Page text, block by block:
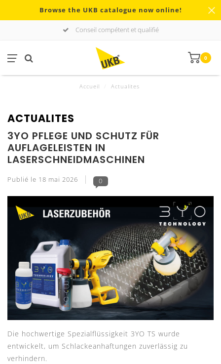
Browse the UKB catalogue now online!
Conseil compétent et qualifié
0
Accueil Actualites
ACTUALITES
3YO PFLEGE UND SCHUTZ FÜR
AUFLAGELEISTEN IN
LASERSCHNEIDMASCHINEN
Publié le 18 mai 2026 0
Die hochwertige Spezialflüssigkeit 3YO TS wurde
entwickelt, um Schlackeanhaftungen zuverlässig zu
verhindern.